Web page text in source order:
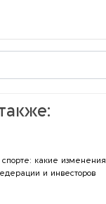
спорте: какие изменения
и инвесторов